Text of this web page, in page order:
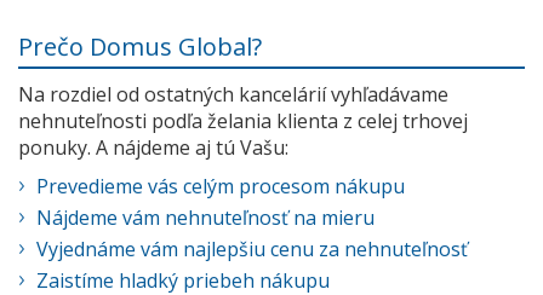
Prečo Domus Global?
Na rozdiel od ostatných kancelárií vyhľadávame
nehnuteľnosti podľa želania klienta z celej trhovej
ponuky. A nájdeme aj tú Vašu:
Prevedieme vás celým procesom nákupu
Nájdeme vám nehnuteľnosť na mieru
Vyjednáme vám najlepšiu cenu za nehnuteľnosť
Zaistíme hladký priebeh nákupu